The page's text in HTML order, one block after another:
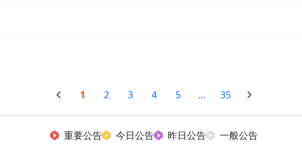
1 2 3 4 5 ... 35
重要公告 今日公告 昨日公告 一般公告